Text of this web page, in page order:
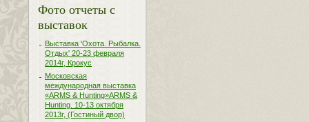
Фото отчеты с
выставок
Выставка 'Охота. Рыбалка.
Отдых' 20-23 февраля
2014г, Крокус
Московская
международная выставка
«ARMS & Hunting»ARMS &
Hunting. 10-13 октября
2013г, (Гостиный двор)